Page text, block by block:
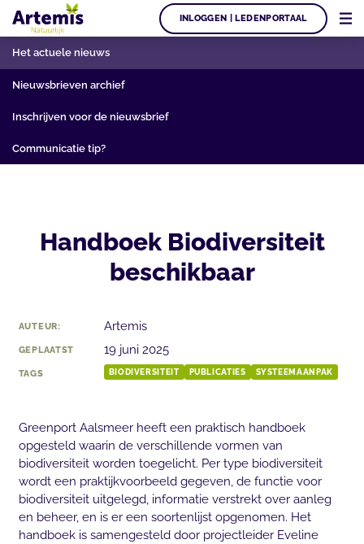
INLOGGEN | LEDENPORTAAL
Het actuele nieuws
Nieuwsbrieven archief
Inschrijven voor de nieuwsbrief
Communicatie tip?
Handboek Biodiversiteit
beschikbaar
AUTEUR: Artemis
GEPLAATST 19 juni 2025
TAGS BIODIVERSITEIT PUBLICATIES SYSTEEMAANPAK
Greenport Aalsmeer heeft een praktisch handboek
opgesteld waarin de verschillende vormen van
biodiversiteit worden toegelicht. Per type biodiversiteit
wordt een praktijkvoorbeeld gegeven, de functie voor
biodiversiteit uitgelegd, informatie verstrekt over aanleg
en beheer, en is er een soortenlijst opgenomen. Het
handboek is samengesteld door projectleider Eveline